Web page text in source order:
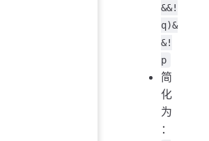
&&!
q)&
&!
p
简
化
为
：